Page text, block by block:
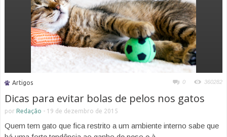
Artigos 0 360282
Dicas para evitar bolas de pelos nos gatos
por Redação - 19 de dezembro de 2015
Quem tem gato que fica restrito a um ambiente interno sabe que